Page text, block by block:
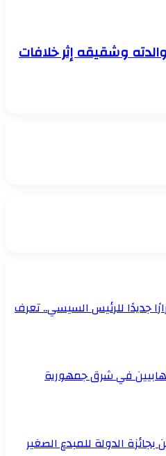
وشقيقه إثر خلافات
جديدًا للرئيس السيسي.. تعرف
في شرق جمهورية
بجائزة الدولة للمبدع الصغير